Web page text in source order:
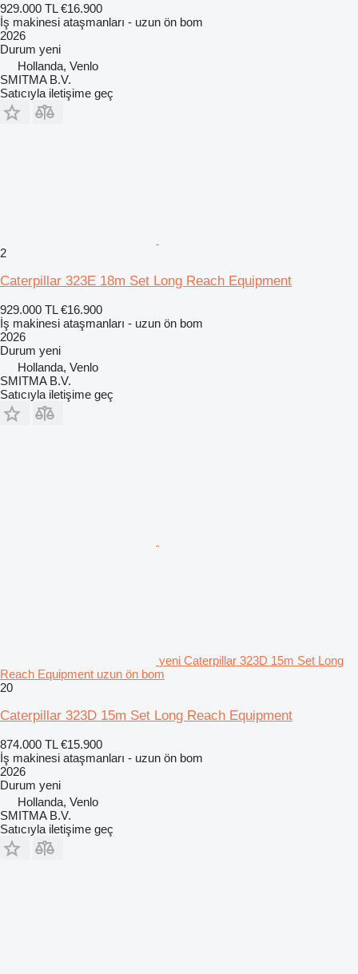
929.000 TL €16.900
İş makinesi ataşmanları - uzun ön bom
2026
Durum yeni
Hollanda, Venlo
SMITMA B.V.
Satıcıyla iletişime geç
2
Caterpillar 323E 18m Set Long Reach Equipment
929.000 TL €16.900
İş makinesi ataşmanları - uzun ön bom
2026
Durum yeni
Hollanda, Venlo
SMITMA B.V.
Satıcıyla iletişime geç
yeni Caterpillar 323D 15m Set Long
Reach Equipment uzun ön bom
20
Caterpillar 323D 15m Set Long Reach Equipment
874.000 TL €15.900
İş makinesi ataşmanları - uzun ön bom
2026
Durum yeni
Hollanda, Venlo
SMITMA B.V.
Satıcıyla iletişime geç